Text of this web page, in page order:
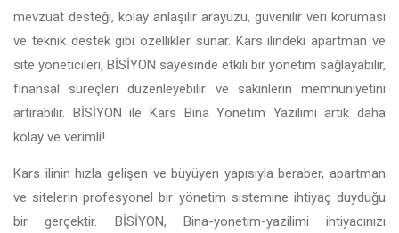
mevzuat desteği, kolay anlaşılır arayüzü, güvenilir veri koruması
ve teknik destek gibi özellikler sunar. Kars ilindeki apartman ve
site yöneticileri, BİSİYON sayesinde etkili bir yönetim sağlayabilir,
finansal süreçleri düzenleyebilir ve sakinlerin memnuniyetini
artırabilir. BİSİYON ile Kars Bina Yonetim Yazilimi artık daha
kolay ve verimli!
Kars ilinin hızla gelişen ve büyüyen yapısıyla beraber, apartman
ve sitelerin profesyonel bir yönetim sistemine ihtiyaç duyduğu
bir gerçektir. BİSİYON, Bina-yonetim-yazilimi ihtiyacınızı